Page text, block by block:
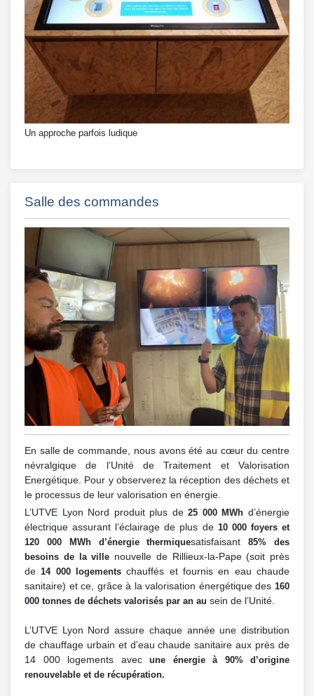
Un approche parfois ludique
Salle des commandes
En salle de commande, nous avons été au cœur du centre
névralgique de l’Unité de Traitement et Valorisation
Energétique. Pour y observerez la réception des déchets et
le processus de leur valorisation en énergie.
L’UTVE Lyon Nord produit plus de25 000 MWh d’énergie
électrique assurant l’éclairage de plus de10 000 foyers et
120 000 MWh d’énergie thermiquesatisfaisant85% des
besoins de la ville nouvelle de Rillieux-la-Pape (soit près
de 14 000 logementschauffés et fournis en eau chaude
sanitaire) et ce, grâce à la valorisation énergétique des 160
000 tonnes de déchets valorisés par an au sein de l’Unité.
L’UTVE Lyon Nord assure chaque année une distribution
de chauffage urbain et d’eau chaude sanitaire aux près de
14 000 logements avec une énergie à 90% d’origine
renouvelable et de récupération.